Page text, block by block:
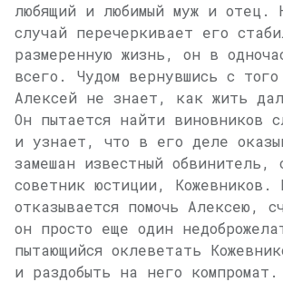
любящий и любимый муж и отец.
случай перечеркивает его
размеренную жизнь, он в
всего. Чудом вернувшись с
Алексей не знает, как жить
Он пытается найти виновников
и узнает, что в его деле
замешан известный обвинитель,
советник юстиции, Кожевников.
отказывается помочь Алексею,
он просто еще один
пытающийся оклеветать
и раздобыть на него компромат.